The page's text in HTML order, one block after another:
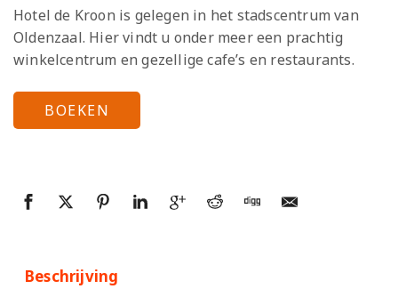
Hotel de Kroon is gelegen in het stadscentrum van
Oldenzaal. Hier vindt u onder meer een prachtig
winkelcentrum en gezellige cafe’s en restaurants.
BOEKEN
Beschrijving